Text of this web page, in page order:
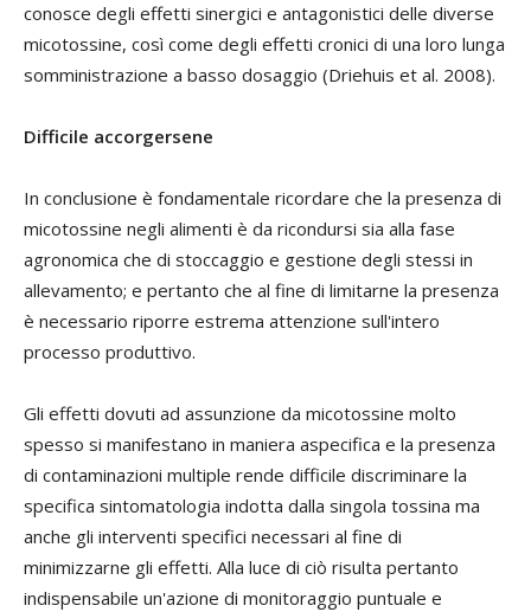
conosce degli effetti sinergici e antagonistici delle diverse
micotossine, così come degli effetti cronici di una loro lunga
somministrazione a basso dosaggio (Driehuis et al. 2008).
Difficile accorgersene
In conclusione è fondamentale ricordare che la presenza di
micotossine negli alimenti è da ricondursi sia alla fase
agronomica che di stoccaggio e gestione degli stessi in
allevamento; e pertanto che al fine di limitarne la presenza
è necessario riporre estrema attenzione sull'intero
processo produttivo.
Gli effetti dovuti ad assunzione da micotossine molto
spesso si manifestano in maniera aspecifica e la presenza
di contaminazioni multiple rende difficile discriminare la
specifica sintomatologia indotta dalla singola tossina ma
anche gli interventi specifici necessari al fine di
minimizzarne gli effetti. Alla luce di ciò risulta pertanto
indispensabile un'azione di monitoraggio puntuale e